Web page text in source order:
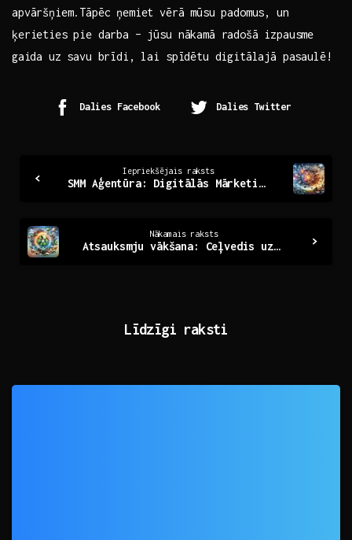
apvāršņiem.Tāpēc ņemiet​ vērā ⁢mūsu padomus, un
ķerieties pie darba – jūsu nākamā radošā izpausme
⁣gaida uz savu ‍brīdi, lai spīdētu digitālajā pasaulē!
Dalies Facebook Dalies Twitter
Reading
Iepriekšējais raksts
SMM Aģentūra: Digitālās Mārketinga Stratēģijas Veidošana
Nākamais raksts
Atsauksmju vākšana: Ceļvedis uz kvalitātes uzlabošanu
Līdzīgi raksti